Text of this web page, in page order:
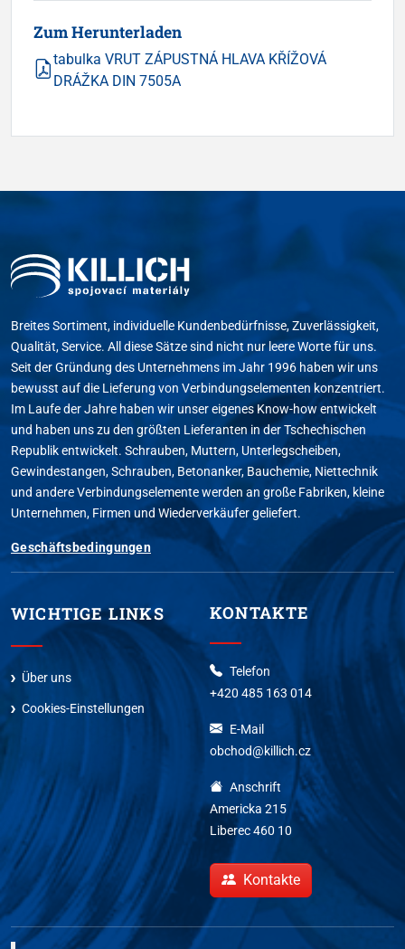
Zum Herunterladen
tabulka VRUT ZÁPUSTNÁ HLAVA KŘÍŽOVÁ
DRÁŽKA DIN 7505A
Breites Sortiment, individuelle Kundenbedürfnisse, Zuverlässigkeit,
Qualität, Service. All diese Sätze sind nicht nur leere Worte für uns.
Seit der Gründung des Unternehmens im Jahr 1996 haben wir uns
bewusst auf die Lieferung von Verbindungselementen konzentriert.
Im Laufe der Jahre haben wir unser eigenes Know-how entwickelt
und haben uns zu den größten Lieferanten in der Tschechischen
Republik entwickelt. Schrauben, Muttern, Unterlegscheiben,
Gewindestangen, Schrauben, Betonanker, Bauchemie, Niettechnik
und andere Verbindungselemente werden an große Fabriken, kleine
Unternehmen, Firmen und Wiederverkäufer geliefert.
Geschäftsbedingungen
WICHTIGE LINKS
Über uns
Cookies-Einstellungen
KONTAKTE
Telefon
+420 485 163 014
E-Mail
obchod@killich.cz
Anschrift
Americka 215
Liberec 460 10
Kontakte